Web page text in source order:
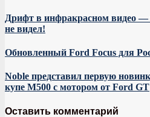
Дрифт в инфракрасном видео —
не видел!
Обновленный Ford Focus для
Noble представил первую
купе M500 с мотором от Ford GT
Оставить комментарий